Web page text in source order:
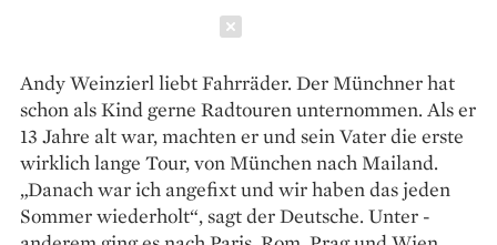
Andy Weinzierl liebt Fahrräder. Der Münchner hat
schon als Kind gerne Radtouren unternommen. Als er
13 Jahre alt war, machten er und sein Vater die erste
wirklich lange Tour, von München nach Mailand.
„Danach war ich angefixt und wir haben das jeden
Sommer wiederholt“, sagt der Deutsche. Unter ­